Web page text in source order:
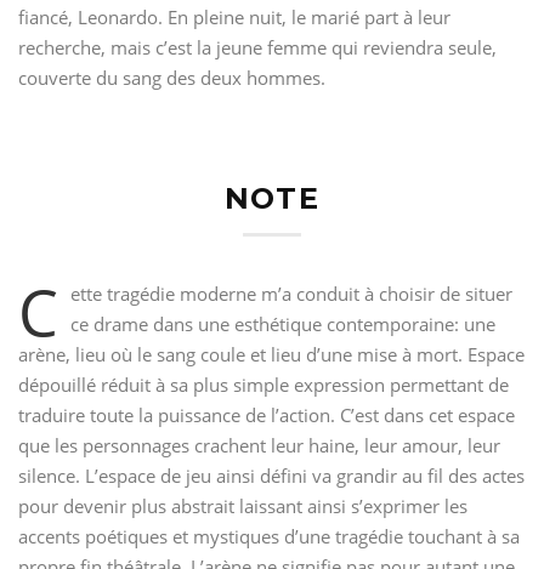
fiancé, Leonardo. En pleine nuit, le marié part à leur
recherche, mais c’est la jeune femme qui reviendra seule,
couverte du sang des deux hommes.
NOTE
C
ette tragédie moderne m’a conduit à choisir de situer
ce drame dans une esthétique contemporaine: une
arène, lieu où le sang coule et lieu d’une mise à mort. Espace
dépouillé réduit à sa plus simple expression permettant de
traduire toute la puissance de l’action. C’est dans cet espace
que les personnages crachent leur haine, leur amour, leur
silence. L’espace de jeu ainsi défini va grandir au fil des actes
pour devenir plus abstrait laissant ainsi s’exprimer les
accents poétiques et mystiques d’une tragédie touchant à sa